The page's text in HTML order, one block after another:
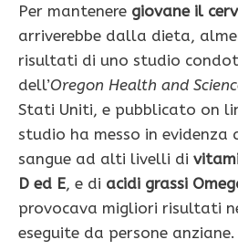
Per mantenere giovane il
arriverebbe dalla dieta,
risultati di uno studio
dell’Oregon Health and
Stati Uniti, e pubblicato on
studio ha messo in evidenza
sangue ad alti livelli di
D ed E, e di acidi grassi
provocava migliori risultati
eseguite da persone anziane.